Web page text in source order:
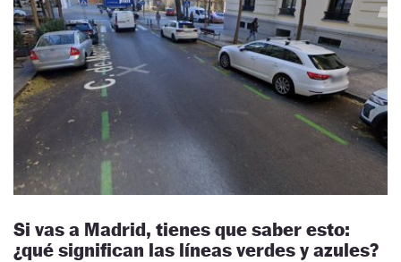
Si vas a Madrid, tienes que saber esto:
¿qué significan las líneas verdes y azules?